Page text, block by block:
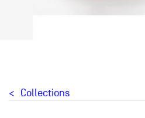
Collections